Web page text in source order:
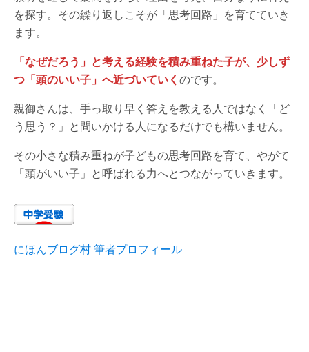
を探す。その繰り返しこそが「思考回路」を育てていき
ます。
「なぜだろう」と考える経験を積み重ねた子が、少しず
つ「頭のいい子」へ近づいていく のです。
親御さんは、手っ取り早く答えを教える人ではなく「ど
う思う？」と問いかける人になるだけでも構いません。
その小さな積み重ねが子どもの思考回路を育て、やがて
「頭がいい子」と呼ばれる力へとつながっていきます。
にほんブログ村 筆者プロフィール